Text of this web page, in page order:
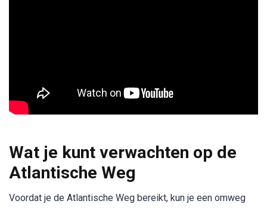
Wat je kunt verwachten op de
Atlantische Weg
Voordat je de Atlantische Weg bereikt, kun je een omweg